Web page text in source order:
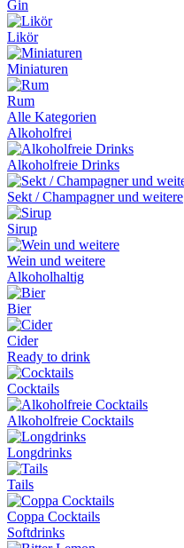
Gin
Likör
Miniaturen
Rum
Alle Kategorien
Alkoholfrei
Alkoholfreie Drinks
Sekt / Champagner und weitere
Sirup
Wein und weitere
Alkoholhaltig
Bier
Cider
Ready to drink
Cocktails
Alkoholfreie Cocktails
Longdrinks
Tails
Coppa Cocktails
Softdrinks